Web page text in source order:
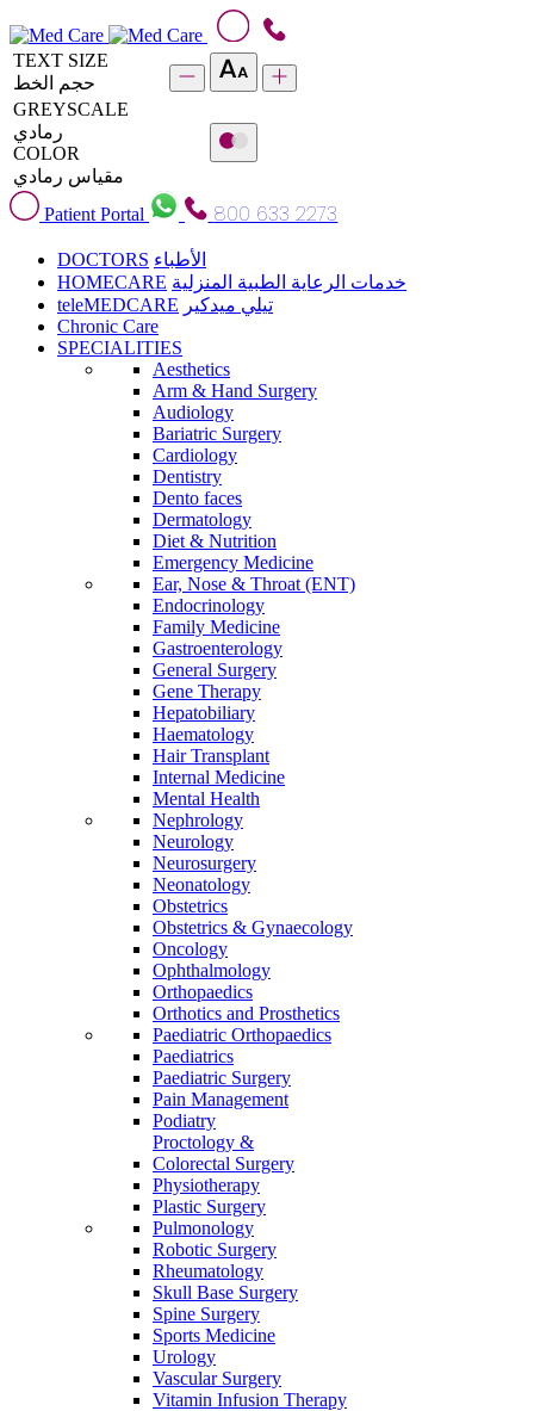
TEXT SIZE
حجم الخط
GREYSCALE
رمادي
COLOR
مقياس رمادي
Patient Portal
800 633 2273
DOCTORS الأطباء
HOMECARE خدمات الرعاية الطبية المنزلية
teleMEDCARE تيلي ميدكير
Chronic Care
SPECIALITIES
Aesthetics
Arm & Hand Surgery
Audiology
Bariatric Surgery
Cardiology
Dentistry
Dento faces
Dermatology
Diet & Nutrition
Emergency Medicine
Ear, Nose & Throat (ENT)
Endocrinology
Family Medicine
Gastroenterology
General Surgery
Gene Therapy
Hepatobiliary
Haematology
Hair Transplant
Internal Medicine
Mental Health
Nephrology
Neurology
Neurosurgery
Neonatology
Obstetrics
Obstetrics & Gynaecology
Oncology
Ophthalmology
Orthopaedics
Orthotics and Prosthetics
Paediatric Orthopaedics
Paediatrics
Paediatric Surgery
Pain Management
Podiatry
Proctology &
Colorectal Surgery
Physiotherapy
Plastic Surgery
Pulmonology
Robotic Surgery
Rheumatology
Skull Base Surgery
Spine Surgery
Sports Medicine
Urology
Vascular Surgery
Vitamin Infusion Therapy